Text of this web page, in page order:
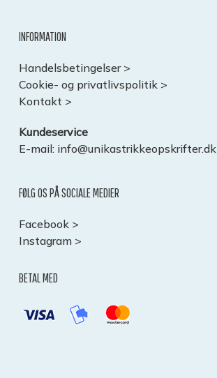
INFORMATION
Handelsbetingelser >
Cookie- og privatlivspolitik >
Kontakt >
Kundeservice
E-mail: info@unikastrikkeopskrifter.dk
FØLG OS PÅ SOCIALE MEDIER
Facebook >
Instagram >
BETAL MED